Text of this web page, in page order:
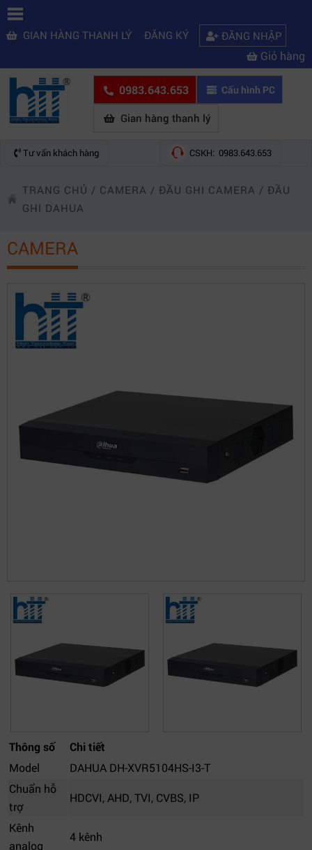
GIAN HÀNG THANH LÝ ĐĂNG KÝ ĐĂNG NHẬP
Giỏ hàng
0983.643.653 Cấu hình PC
Gian hàng thanh lý
Tư vấn khách hàng CSKH: 0983.643.653
TRANG CHỦ / CAMERA / ĐẦU GHI CAMERA / ĐẦU
GHI DAHUA
CAMERA
Thông số
Chi tiết
Model
DAHUA DH-XVR5104HS-I3-T
Chuẩn hỗ
trợ
HDCVI, AHD, TVI, CVBS, IP
Kênh
analog
4 kênh